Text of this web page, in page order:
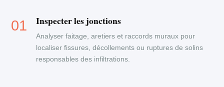
Inspecter les jonctions
Analyser faitage, aretiers et raccords muraux pour
localiser fissures, décollements ou ruptures de solins
responsables des infiltrations.